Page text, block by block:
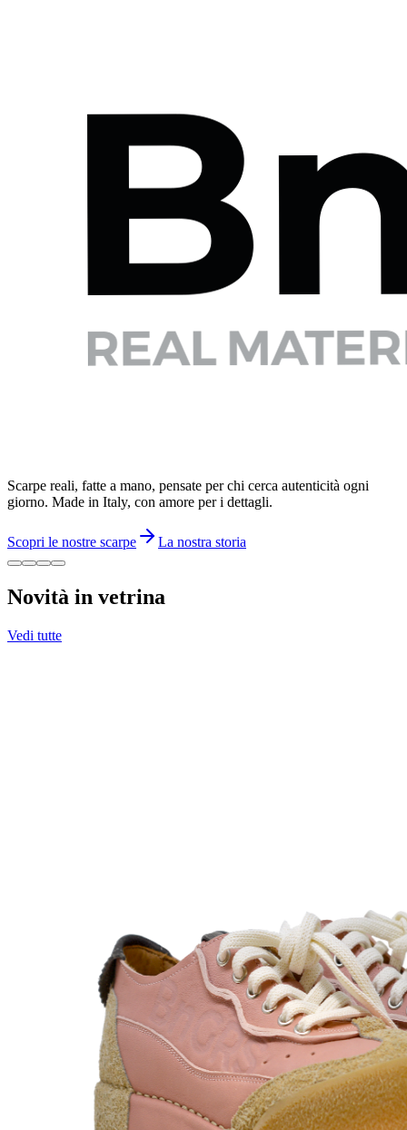
Scarpe reali, fatte a mano, pensate per chi cerca autenticità ogni
giorno. Made in Italy, con amore per i dettagli.
Scopri le nostre scarpe La nostra storia
Novità in vetrina
Vedi tutte